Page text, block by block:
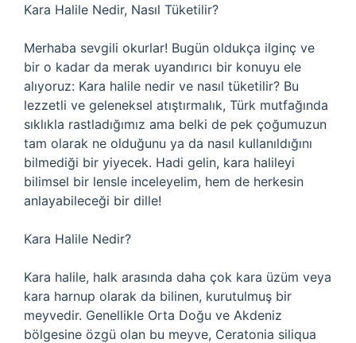
Kara Halile Nedir, Nasıl Tüketilir?
Merhaba sevgili okurlar! Bugün oldukça ilginç ve
bir o kadar da merak uyandırıcı bir konuyu ele
alıyoruz: Kara halile nedir ve nasıl tüketilir? Bu
lezzetli ve geleneksel atıştırmalık, Türk mutfağında
sıklıkla rastladığımız ama belki de pek çoğumuzun
tam olarak ne olduğunu ya da nasıl kullanıldığını
bilmediği bir yiyecek. Hadi gelin, kara halileyi
bilimsel bir lensle inceleyelim, hem de herkesin
anlayabileceği bir dille!
Kara Halile Nedir?
Kara halile, halk arasında daha çok kara üzüm veya
kara harnup olarak da bilinen, kurutulmuş bir
meyvedir. Genellikle Orta Doğu ve Akdeniz
bölgesine özgü olan bu meyve, Ceratonia siliqua